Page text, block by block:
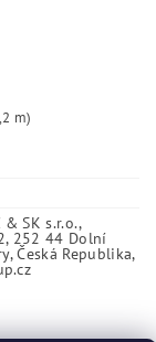
m)
& SK s.r.o.,
252 44 Dolní
Česká Republika,